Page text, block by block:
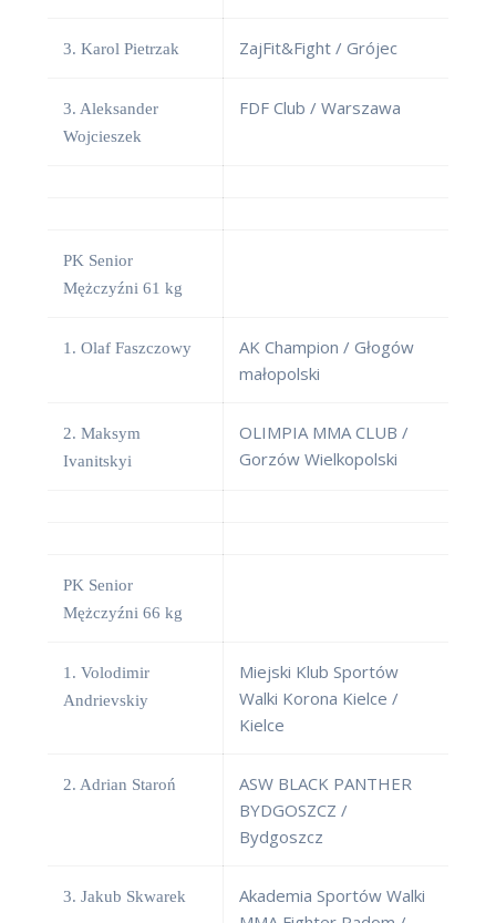
3. Karol Pietrzak ZajFit&Fight / Grójec
3. Aleksander
Wojcieszek
FDF Club / Warszawa
PK Senior
Mężczyźni 61 kg
1. Olaf Faszczowy
AK Champion / Głogów
małopolski
2. Maksym
Ivanitskyi
OLIMPIA MMA CLUB /
Gorzów Wielkopolski
PK Senior
Mężczyźni 66 kg
1. Volodimir
Andrievskiy
Miejski Klub Sportów
Walki Korona Kielce /
Kielce
2. Adrian Staroń
ASW BLACK PANTHER
BYDGOSZCZ /
Bydgoszcz
3. Jakub Skwarek
Akademia Sportów Walki